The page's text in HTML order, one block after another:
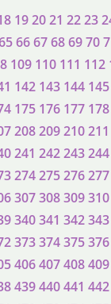
192021 2223
6667686970
109 110 111 112
142 143 144 145
175 176 177 178
208209210211
241 242243244
274275276277
307308309310
340341 342343
373374375376
406407408409
439440441 442